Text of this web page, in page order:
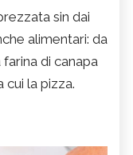
sin dai
alimentari: da
di canapa
la pizza.